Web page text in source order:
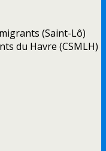
(Saint-Lô)
du Havre (CSMLH)